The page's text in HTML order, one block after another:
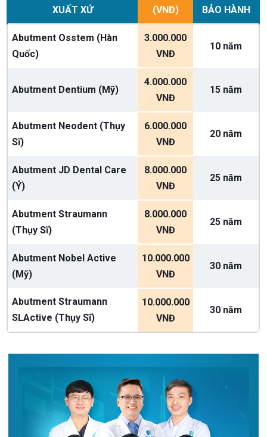
XUẤT XỨ
(VNĐ)
BẢO HÀNH
Abutment Osstem (Hàn
Quốc)
3.000.000
VNĐ
10 năm
Abutment Dentium (Mỹ)
4.000.000
VNĐ
15 năm
Abutment Neodent (Thụy
Sĩ)
6.000.000
VNĐ
20 năm
Abutment JD Dental Care
(Ý)
8.000.000
VNĐ
25 năm
Abutment Straumann
(Thụy Sĩ)
8.000.000
VNĐ
25 năm
Abutment Nobel Active
(Mỹ)
10.000.000
VNĐ
30 năm
Abutment Straumann
SLActive (Thụy Sĩ)
10.000.000
VNĐ
30 năm